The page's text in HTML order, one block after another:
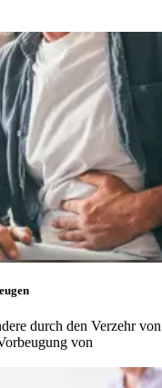
durch den Verzehr von
von